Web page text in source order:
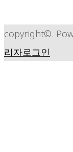
copyright©.
리자로그인